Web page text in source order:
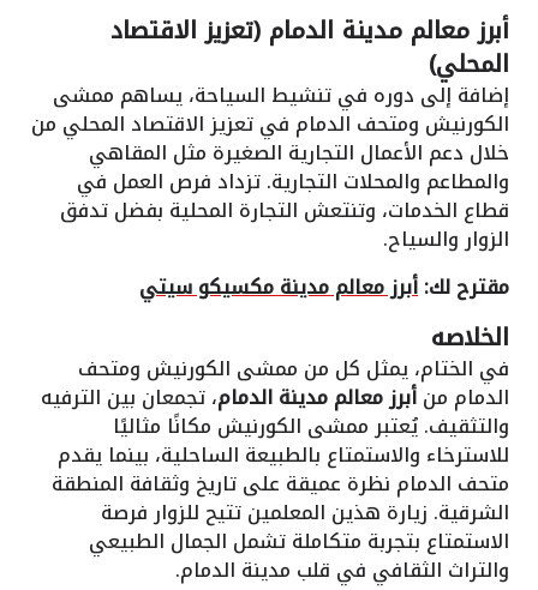
أبرز معالم مدينة الدمام (تعزيز الاقتصاد
المحلي)
إضافة إلى دوره في تنشيط السياحة، يساهم ممشى
الكورنيش ومتحف الدمام في تعزيز الاقتصاد المحلي من
خلال دعم الأعمال التجارية الصغيرة مثل المقاهي
والمطاعم والمحلات التجارية. تزداد فرص العمل في
قطاع الخدمات، وتنتعش التجارة المحلية بفضل تدفق
الزوار والسياح.
مقترح لك:أبرز معالم مدينة مكسيكو سيتي
الخلاصه
في الختام، يمثل كل من ممشى الكورنيش ومتحف
الدمام منأبرز معالم مدينة الدمام، تجمعان بين الترفيه
والتثقيف. يُعتبر ممشى الكورنيش مكانًا مثاليًا
للاسترخاء والاستمتاع بالطبيعة الساحلية، بينما يقدم
متحف الدمام نظرة عميقة على تاريخ وثقافة المنطقة
الشرقية. زيارة هذين المعلمين تتيح للزوار فرصة
الاستمتاع بتجربة متكاملة تشمل الجمال الطبيعي
والتراث الثقافي في قلب مدينة الدمام.